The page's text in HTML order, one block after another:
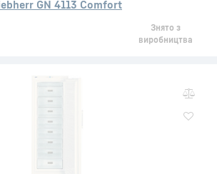
GN 4113 Comfort
Знято з
виробництва